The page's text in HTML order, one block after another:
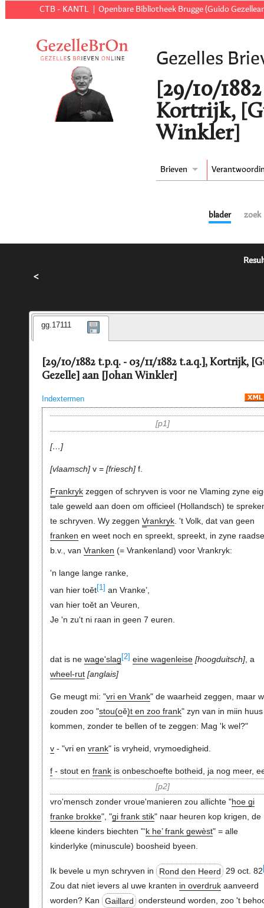
CTB - KANTL Openbare Bibliotheek Brugge (Guido
Gezelles
[29/10/
Kortrijk,
Winkler]
Brieven
blader zoek
<
gg.17111
[29/10/1882 t.p.q. - 03/11/1882 t.a.q.], Kortrijk,
Gezelle] aan [Johan Winkler]
Indextermen
p1
…
vlaamsch v = friesch f.
Frankrykzeggen of schryven is voor ne Vlaming zyne
tale geweld aan doen om officieel (Hollandsch) te
te schryven. Wy zeggen Vrankryk. 't Volk, dat van geen
franken en weet noch en spreekt, spreekt, in zyne
b.v., van Vranken (= Vrankenland) voor Vrankryk:
'n lange lange ranke,
van hier toět[1] an Vranke’,
van hier toět an Veuren,
Je 'n zu't ni raan in geen 7 euren.
dat is ne wage'slag [2] eine wagenleise hoogduitsch , a
wheel-rut anglais
Ge meugt mi: "vri en Vrank" de waarheid zeggen, maar
zouden zoo "stou(oě)t en zoo frank" zyn van in miin
kommen, zonder te bellen of te zeggen: Mag 'k wel?"
v- "vri en vrank" is vryheid, vrymoedigheid.
f- stout en frankis onbeschoefte botheid, ja nog meer,
p2
vro'mensch zonder vroue'manieren zou allichte "hoe gi
franke brokke", "gi frank stik" naar heuren kop krigen, de
kleene kinders biechten "‘k he’ frank gewèst" = alle
kinderlyke (minuscule) boosheid byeen.
Ik bevele u myn schryven in Rond den Heerd 29 oct. 82
Zou dat niet ievers al uwe kranten in overdrukaanveerd
worden? Kan
Gaillard ondersteund worden, zoo 't